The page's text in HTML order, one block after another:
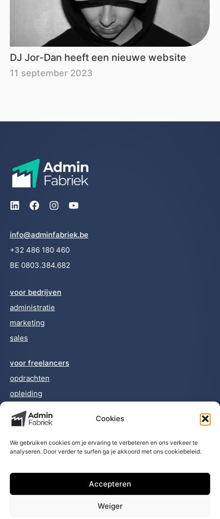
Cookies
We gebruiken cookies om je ervaring te verbeteren en ons verkeer te
analyseren. Door verder te surfen ga je akkoord met ons cookiebeleid.
Accepteren
Weiger
DJ Jor-Dan heeft een nieuwe website
11 september 2023
info@adminfabriek.be
+32 486 180 460
BE 0803.384.682
voor bedrijven
administratie
marketing
sales
voor freelancers
opdrachten
opleiding
nieuws
contact
privacybeleid
© 2026